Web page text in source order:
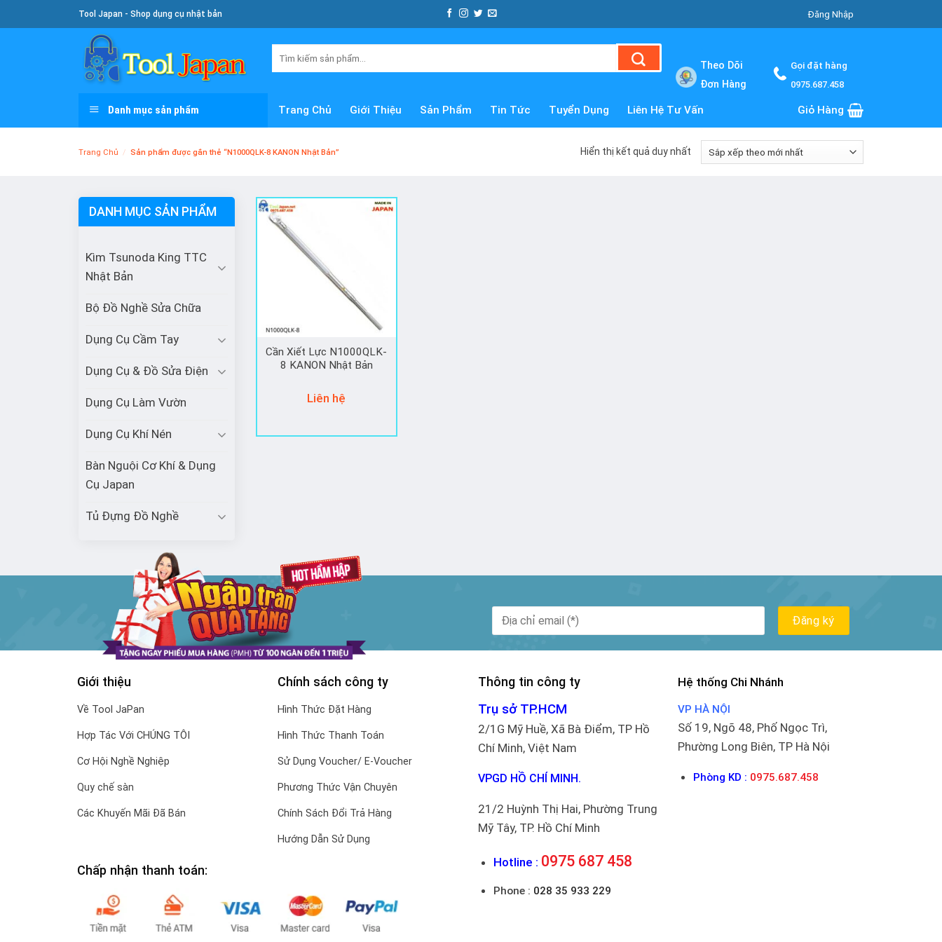
To
Tool Japan - Shop dụng cụ nhật bản Đăng Nhập
Theo Dõi
Đơn Hàng
Gọi đặt hàng
0975.687.458
Danh mục sản phẩm Trang Chủ Giới Thiệu Sản Phẩm Tin Tức Tuyển Dụng Liên Hệ Tư Vấn Giỏ Hàng
Trang Chủ / Sản phẩm được gắn thẻ “N1000QLK-8 KANON Nhật Bản” Hiển thị kết quả duy nhất
DANH MỤC SẢN PHẨM
Kìm Tsunoda King TTC
Nhật Bản
Bộ Đồ Nghề Sửa Chữa
Dụng Cụ Cầm Tay
Dụng Cụ & Đồ Sửa Điện
Dụng Cụ Làm Vườn
Dụng Cụ Khí Nén
Bàn Nguội Cơ Khí & Dụng
Cụ Japan
Tủ Đựng Đồ Nghề
Cần Xiết Lực N1000QLK-
8 KANON Nhật Bản
Liên hệ
Giới thiệu
Về Tool JaPan
Hợp Tác Với CHÚNG TÔI
Cơ Hội Nghề Nghiệp
Quy chế sàn
Các Khuyến Mãi Đã Bán
Chính sách công ty
Hình Thức Đặt Hàng
Hình Thức Thanh Toán
Sử Dụng Voucher/ E-Voucher
Phương Thức Vận Chuyên
Chính Sách Đổi Trả Hàng
Hướng Dẫn Sử Dụng
Chấp nhận thanh toán:
Thông tin công ty
Trụ sở TP.HCM
2/1G Mỹ Huề, Xã Bà Điểm, TP Hồ
Chí Minh, Việt Nam
VPGD HỒ CHÍ MINH.
21/2 Huỳnh Thị Hai, Phường Trung
Mỹ Tây, TP. Hồ Chí Minh
Hotline : 0975 687 458
Phone : 028 35 933 229
Hệ thống Chi Nhánh
VP HÀ NỘI
Số 19, Ngõ 48, Phố Ngọc Trì,
Phường Long Biên, TP Hà Nội
Phòng KD : 0975.687.458